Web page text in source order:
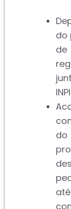
do
de
do